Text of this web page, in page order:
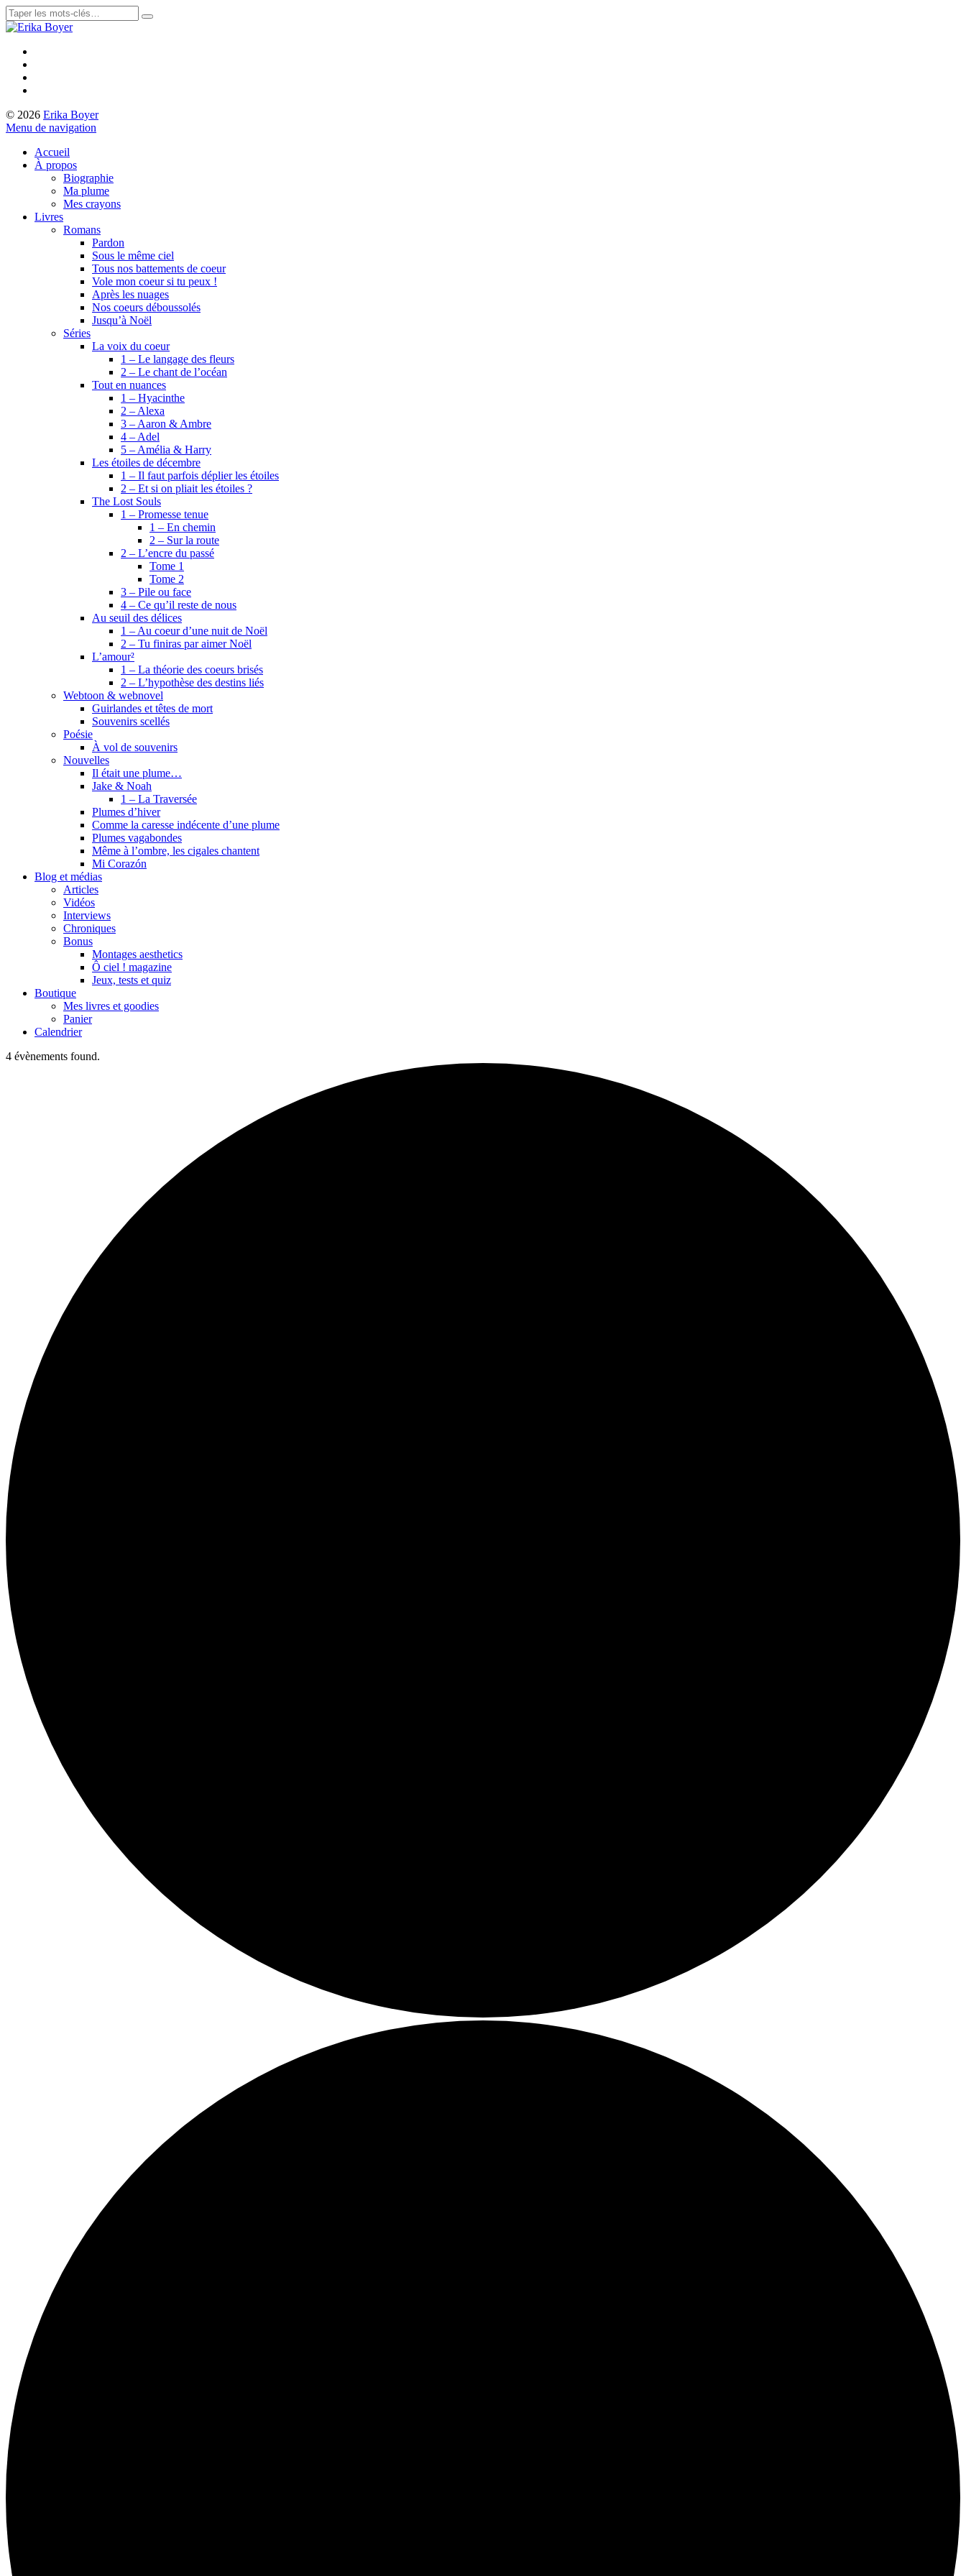
© 2026 Erika Boyer
Menu de navigation
Accueil
À propos
Biographie
Ma plume
Mes crayons
Livres
Romans
Pardon
Sous le même ciel
Tous nos battements de coeur
Vole mon coeur si tu peux !
Après les nuages
Nos coeurs déboussolés
Jusqu’à Noël
Séries
La voix du coeur
1 – Le langage des fleurs
2 – Le chant de l’océan
Tout en nuances
1 – Hyacinthe
2 – Alexa
3 – Aaron & Ambre
4 – Adel
5 – Amélia & Harry
Les étoiles de décembre
1 – Il faut parfois déplier les étoiles
2 – Et si on pliait les étoiles ?
The Lost Souls
1 – Promesse tenue
1 – En chemin
2 – Sur la route
2 – L’encre du passé
Tome 1
Tome 2
3 – Pile ou face
4 – Ce qu’il reste de nous
Au seuil des délices
1 – Au coeur d’une nuit de Noël
2 – Tu finiras par aimer Noël
L’amour²
1 – La théorie des coeurs brisés
2 – L’hypothèse des destins liés
Webtoon & webnovel
Guirlandes et têtes de mort
Souvenirs scellés
Poésie
À vol de souvenirs
Nouvelles
Il était une plume…
Jake & Noah
1 – La Traversée
Plumes d’hiver
Comme la caresse indécente d’une plume
Plumes vagabondes
Même à l’ombre, les cigales chantent
Mi Corazón
Blog et médias
Articles
Vidéos
Interviews
Chroniques
Bonus
Montages aesthetics
Ô ciel ! magazine
Jeux, tests et quiz
Boutique
Mes livres et goodies
Panier
Calendrier
4 évènements found.